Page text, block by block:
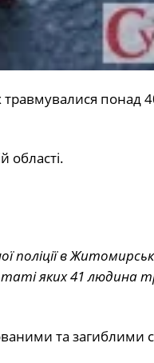
травмувалися понад
області.
поліції в
яких 41 людина
та загиблими